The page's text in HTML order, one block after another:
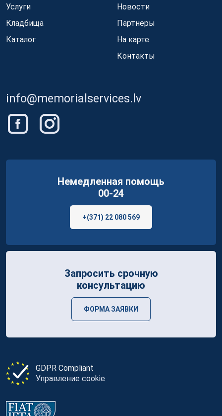
Услуги
Кладбища
Каталог
Новости
Партнеры
На карте
Контакты
info@memorialservices.lv
GDPR Compliant
Управление cookie
Немедленная помощь
00-24
+(371) 22 080 569
Запросить срочную
консультацию
ФОРМА ЗАЯВКИ